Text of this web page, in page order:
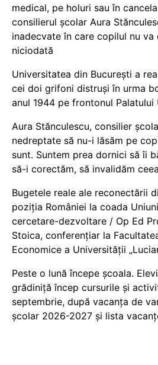
medical, pe holuri sau în
consilierul școlar Aura
inadecvate în care copilul nu va
niciodată
Universitatea din București a
cei doi grifoni distruși în urma
anul 1944 pe frontonul Palatului
Aura Stănculescu, consilier
nedreptate să nu-i lăsăm pe
sunt. Suntem prea dornici să îi
să-i corectăm, să invalidăm
Bugetele reale ale reconectării
poziția României la coada
cercetare-dezvoltare / Op Ed
Stoica, conferențiar la
Economice a Universității
Peste o lună începe școala.
grădiniță încep cursurile și
septembrie, după vacanța de
școlar 2026-2027 și lista